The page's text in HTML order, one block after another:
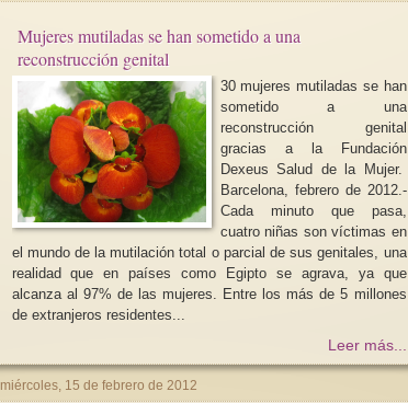
Mujeres mutiladas se han sometido a una
reconstrucción genital
30 mujeres mutiladas se han
sometido a una
reconstrucción genital
gracias a la Fundación
Dexeus Salud de la Mujer.
Barcelona, febrero de 2012.-
Cada minuto que pasa,
cuatro niñas son víctimas en
el mundo de la mutilación total o parcial de sus genitales, una
realidad que en países como Egipto se agrava, ya que
alcanza al 97% de las mujeres. Entre los más de 5 millones
de extranjeros residentes...
Leer más...
miércoles, 15 de febrero de 2012